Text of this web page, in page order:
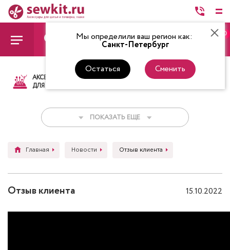
Мы определили ваш регион как:
Санкт-Петербург
Остаться Сменить
0
АКСЕССУАРЫ
ДЛЯ ШИТЬЯ
ТКАНИ НИТКИ
ПОКАЗАТЬ ЕЩЕ
Главная Новости Отзыв клиента
Отзыв клиента 15.10.2022